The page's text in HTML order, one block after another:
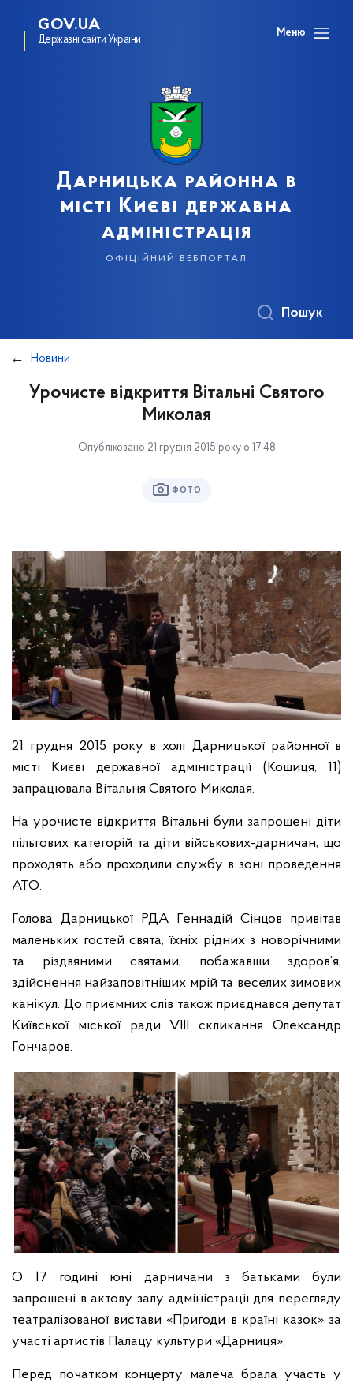
GOV.UA
Державні сайти України
Меню
Дарницька районна в
місті Києві державна
адміністрація
офіційний вебпортал
Пошук
Новини
Урочисте відкриття Вітальні Святого
Миколая
Опубліковано 21 грудня 2015 року о 17:48
ФОТО
21 грудня 2015 року в холі Дарницької районної в
місті Києві державної адміністрації (Кошиця, 11)
запрацювала Вітальня Святого Миколая.
На урочисте відкриття Вітальні були запрошені діти
пільгових категорій та діти військових-дарничан, що
проходять або проходили службу в зоні проведення
АТО.
Голова Дарницької РДА Геннадій Сінцов привітав
маленьких гостей свята, їхніх рідних з новорічними
та різдвяними святами, побажавши здоров’я,
здійснення найзаповітніших мрій та веселих зимових
канікул. До приємних слів також приєднався депутат
Київської міської ради VIII скликання Олександр
Гончаров.
О 17 годині юні дарничани з батьками були
запрошені в актову залу адміністрації для перегляду
театралізованої вистави «Пригоди в країні казок» за
участі артистів Палацу культури «Дарниця».
Перед початком концерту малеча брала участь у